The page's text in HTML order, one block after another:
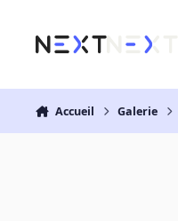
Accueil Galerie